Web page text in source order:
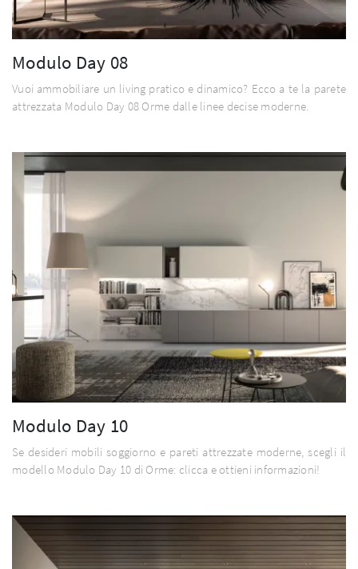
Modulo Day 08
Vuoi ammobiliare un living pratico e dinamico? Ecco a te la parete
attrezzata Modulo Day 08 Orme dalle linee decise moderne.
Modulo Day 10
Se desideri mobili soggiorno e pareti attrezzate moderne, scegli il
modello Modulo Day 10 di Orme: clicca e ottieni informazioni!